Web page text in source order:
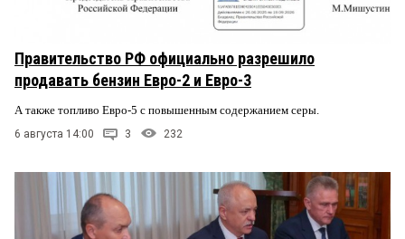
Правительство РФ официально разрешило
продавать бензин Евро-2 и Евро-3
А также топливо Евро-5 с повышенным содержанием серы.
6 августа 14:00 3 232